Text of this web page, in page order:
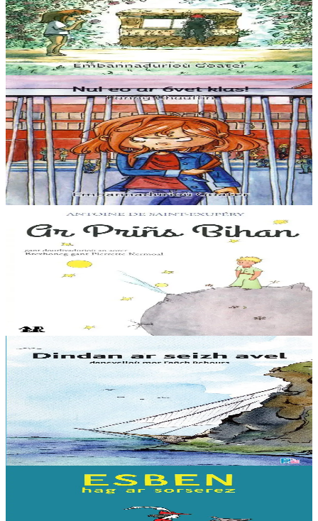
“Setu-me dihunet trumm, spontet gant ma gwallhunvre. Dre
vrumenn ma daoulagad e tamwelan bannoù lugernus al loar en he
c’hann oc’h en em silañ dre wask an...
Er stok5,60 €
3 bloaz hag ouzhpenn
Goater
Nul eo ar 6vet klas !
“Distro skol er 6vet klas :nullañ tra ar bed. Pegen bras eo ar skolaj !
Pa soñjan e skol gozh Diwan… Aze e oan e-touez ar re vrasañ, ar re
speredekañ, karet...
Er stok 5,60 €
6 vloaz hag ouzhpenn
Ar Priñs Bihan
Setu deuet Ar Priñs Bihan en-dro ! Levenez vras eo adkavout — e
brezhoneg ar wech-mañ — ar boulomig souezhus-se a oar gwelout
un dañvad a-dreuz speurenn goat ur...
Er stok18,00 €
TES
Dindan ar seizh avel
Danevelloù mor. Mont war vor… evit e damm blijadur ? N’eo ket,
evit gounit e dammig bara ha poaniañ evit en ober, ne lavaran ket !
Aogust zo o vont d’ober...
Er stok8,00 €
7 vloaz hag ouzhpenn
Esben hag ar sorserez